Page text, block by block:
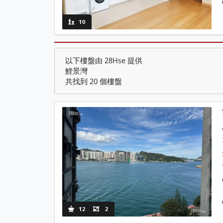
10
以下樓盤由 28Hse 提供
鯉景灣
共找到 20 個樓盤
12 2